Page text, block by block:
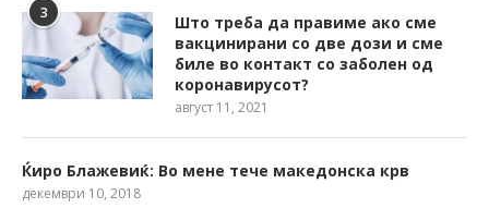
3
Што треба да правиме ако сме
вакцинирани со две дози и сме
биле во контакт со заболен од
коронавирусот?
август 11, 2021
Ќиро Блажевиќ: Во мене тече македонска крв
декември 10, 2018